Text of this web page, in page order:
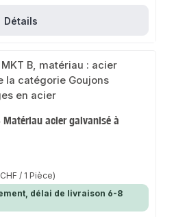
Détails
acier galvanisé à
/ 1 Pièce)
délai de livraison 6-8